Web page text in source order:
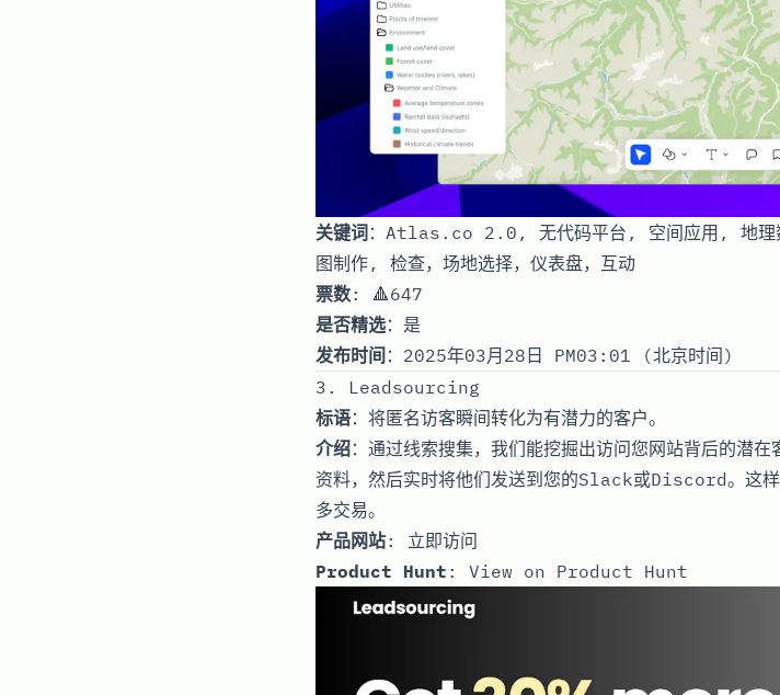
关键词：Atlas.co 2.0, 无代码平台, 空间应用, 地
图制作, 检查，场地选择，仪表盘，互动
票数: 🔺647
是否精选：是
发布时间 ：2025年03月28日 PM03:01 (北京时间)
3. Leadsourcing
标语：将匿名访客瞬间转化为有潜力的客户。
介绍：通过线索搜集，我们能挖掘出访问您网站背后的潜
资料，然后实时将他们发送到您的Slack或Discord。这样
多交易。
产品网站: 立即访问
Product Hunt : View on Product Hunt